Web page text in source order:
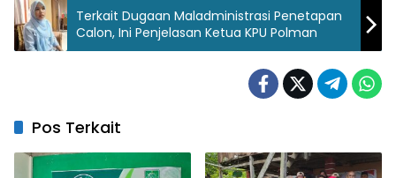
Terkait Dugaan Maladministrasi Penetapan
Calon, Ini Penjelasan Ketua KPU Polman
Pos Terkait